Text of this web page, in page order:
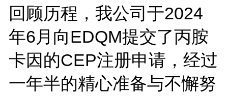
回顾历程，我公司于2024
年6月向EDQM提交了丙胺
卡因的CEP注册申请，经过
一年半的精心准备与不懈努